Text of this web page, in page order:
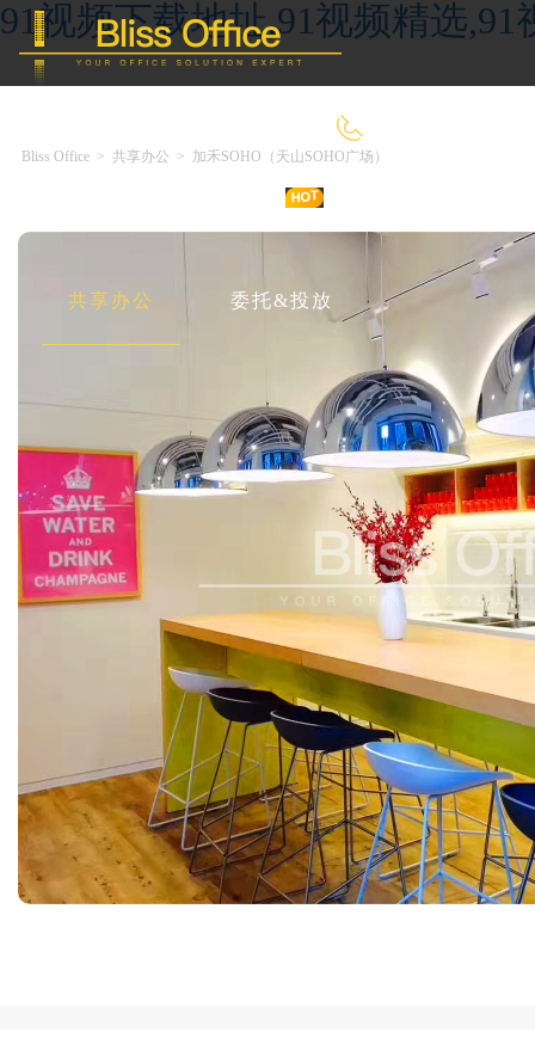
91视频下载地址,91视频精选
共享办公 委托&投放
Bliss Office > 共享办公 > 加禾SOHO（天山SOHO广场）